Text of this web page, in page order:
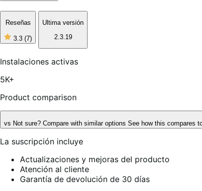
Reseñas
3.3 (7)
3
5
estrellas,
Ultima versión
2.3.19
Instalaciones activas
5K+
Product comparison
vs Not sure? Compare with similar options See how this compares
La suscripción incluye
Actualizaciones y mejoras del producto
Atención al cliente
Garantía de devolución de 30 días